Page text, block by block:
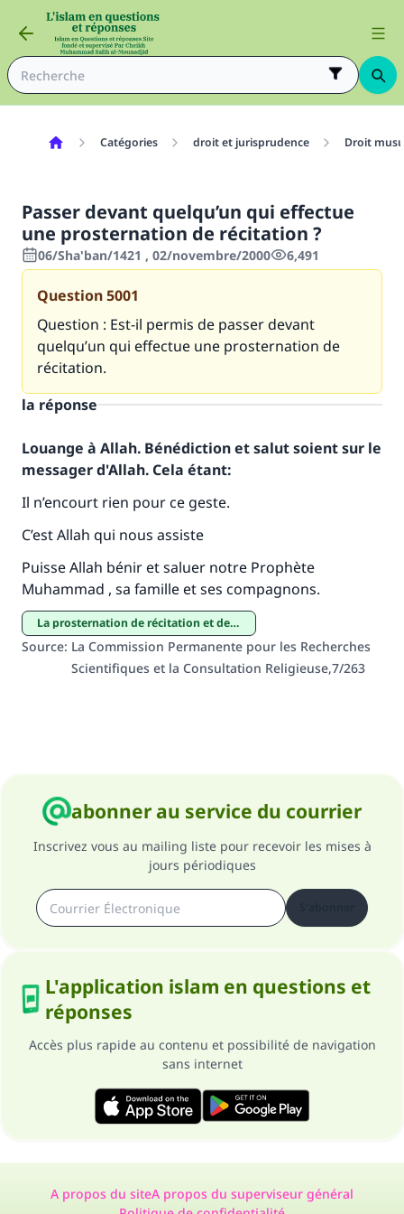
Catégories droit et jurisprudence Droit
Passer devant quelqu’un qui effectue
une prosternation de récitation ?
06/Sha'ban/1421 , 02/novembre/2000 6,491
Question5001
Question : Est-il permis de passer devant
quelqu’un qui effectue une prosternation de
récitation.
la réponse
Louange à Allah. Bénédiction et salut soient sur le
messager d'Allah. Cela étant:
Il n’encourt rien pour ce geste.
C’est Allah qui nous assiste
Puisse Allah bénir et saluer notre Prophète
Muhammad , sa famille et ses compagnons.
La prosternation de récitation et de la gratitude
Source: La Commission Permanente pour les Recherches
Scientifiques et la Consultation Religieuse,7/263
abonner au service du courrier
Inscrivez vous au mailing liste pour recevoir les mises à
jours périodiques
L'application islam en questions et
réponses
Accès plus rapide au contenu et possibilité de navigation
sans internet
A propos du siteA propos du superviseur général
Faites une différence dans la vie de
millions de personnes grâce à votre
contribution
Aidez nous à apporter des réponses.
Le Messager d'Allah (Paix sur lui) a dit:
Soutenez IslamQA